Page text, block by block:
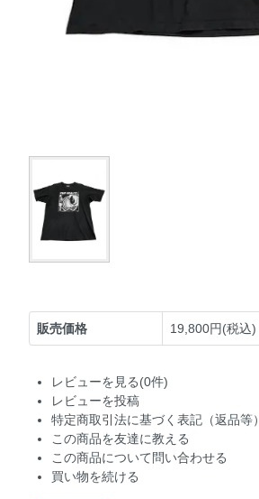
販売価格 19,800円(税込)
レビューを見る(0件)
レビューを投稿
特定商取引法に基づく表記（返品等）
この商品を友達に教える
この商品について問い合わせる
買い物を続ける